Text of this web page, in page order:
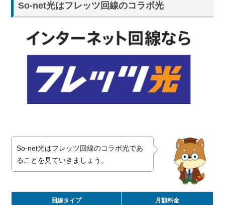
So-net光はフレッツ回線のコラボ光
So-net光はフレッツ回線のコラボ光であ
ることを見ていきましょう。
回線タイプ 月額料金